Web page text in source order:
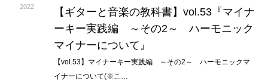
2022
【ギターと音楽の教科書】vol.53『マイナ
ーキー実践編 ～その2～ ハーモニック
マイナーについて』
【vol.53】マイナーキー実践編 ～その2～ ハーモニックマ
イナーについて(※こ…